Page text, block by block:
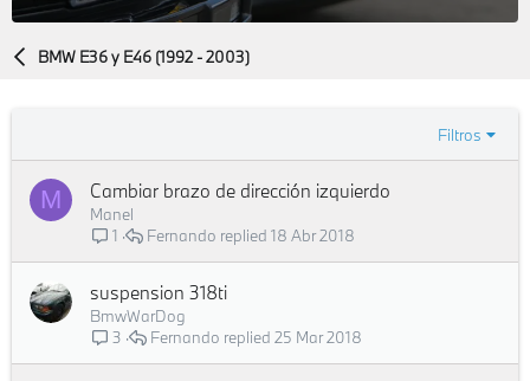
BMW E36 y E46 (1992 - 2003)
Filtros
M Cambiar brazo de dirección izquierdo
Manel
1
18 Abr 2018
Fernando
suspension 318ti
BmwWarDog
3
25 Mar 2018
Fernando